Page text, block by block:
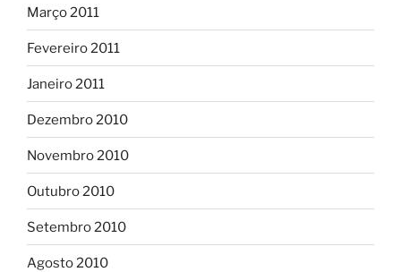
Março 2011
Fevereiro 2011
Janeiro 2011
Dezembro 2010
Novembro 2010
Outubro 2010
Setembro 2010
Agosto 2010